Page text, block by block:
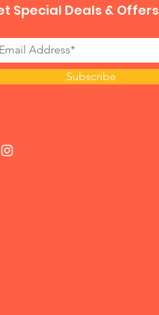
Special Deals & Offers
Subscribe